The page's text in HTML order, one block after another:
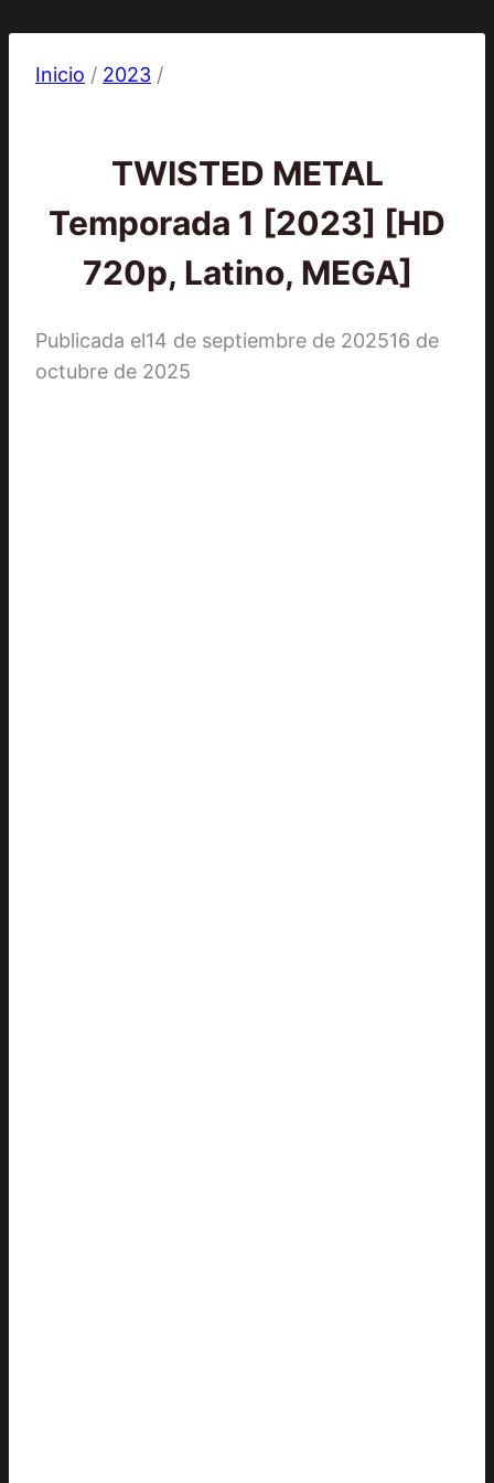
Inicio / 2023 /
TWISTED METAL
Temporada 1 [2023] [HD
720p, Latino, MEGA]
Publicada el14 de septiembre de 202516 de
octubre de 2025